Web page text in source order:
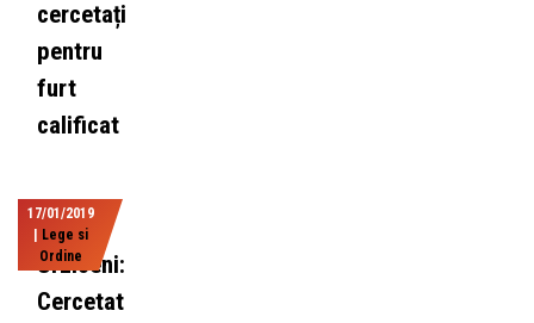
cercetați
pentru
furt
calificat
17/01/2019
Lege si
Ordine
Urziceni:
Cercetat